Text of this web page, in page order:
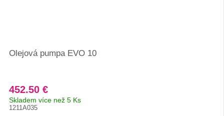
Olejová pumpa EVO 10
452.50 €
Skladem více než 5 Ks
1211A035